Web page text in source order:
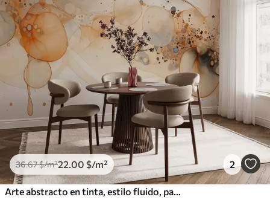
36.67$/m²22 .00 $/m² 2